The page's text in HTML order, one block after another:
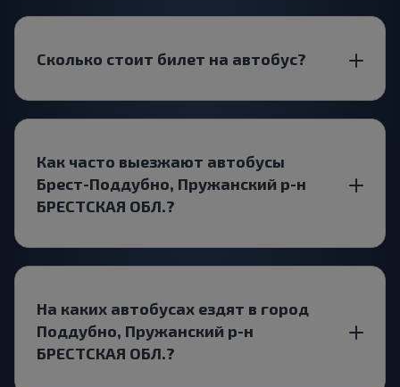
Сколько стоит билет на автобус?
Как часто выезжают автобусы
Брест-Поддубно, Пружанский р-н
БРЕСТСКАЯ ОБЛ.?
На каких автобусах ездят в город
Поддубно, Пружанский р-н
БРЕСТСКАЯ ОБЛ.?